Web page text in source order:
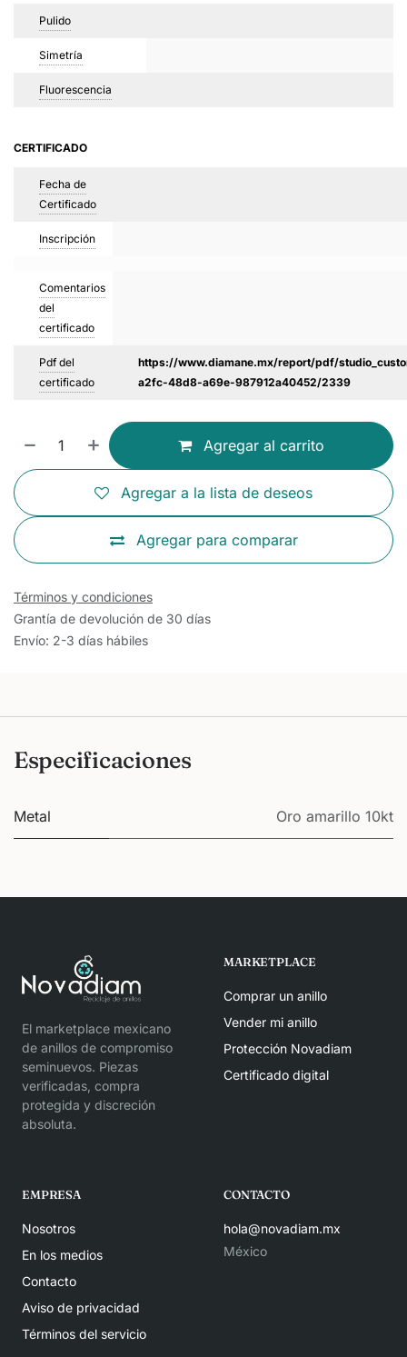
Pulido
Simetría
Fluorescencia
CERTIFICADO
Fecha de
Certificado
Inscripción
Comentarios
del
certificado
Pdf del
certificado
https://www.diamane.mx/report/pdf/
a2fc-48d8-a69e-987912a40452/2339
Agregar al carrito
Agregar para comparar
Agregar a la lista de deseos
Términos y condiciones
Grantía de devolución de 30 días
Envío: 2-3 días hábiles
Especificaciones
Metal Oro amarillo 10kt
El marketplace mexicano
de anillos de compromiso
seminuevos. Piezas
verificadas, compra
protegida y discreción
absoluta.
MARKETPLACE
Comprar un anillo
Vender mi anillo
Protección Novadiam
Certificado digital
EMPRESA
Nosotros
En los medios
Contacto
Aviso de privacidad
Términos del servicio
CONTACTO
hola@novadiam.mx
México